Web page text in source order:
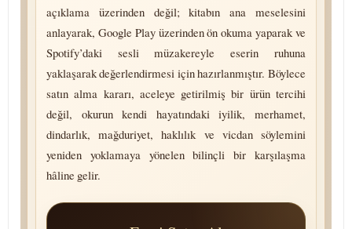
açıklama üzerinden değil; kitabın ana meselesini
anlayarak, Google Play üzerinden ön okuma yaparak ve
Spotify’daki sesli müzakereyle eserin ruhuna
yaklaşarak değerlendirmesi için hazırlanmıştır. Böylece
satın alma kararı, aceleye getirilmiş bir ürün tercihi
değil, okurun kendi hayatındaki iyilik, merhamet,
dindarlık, mağduriyet, haklılık ve vicdan söylemini
yeniden yoklamaya yönelen bilinçli bir karşılaşma
hâline gelir.